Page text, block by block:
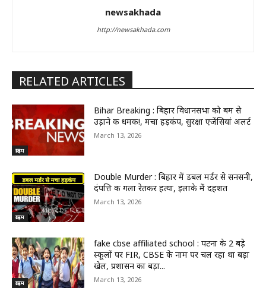
newsakhada
http://newsakhada.com
RELATED ARTICLES
क्राइम
Bihar Breaking : बिहार विधानसभा को बम से
उड़ाने की धमकी!, मचा हड़कंप, सुरक्षा एजेंसियां अलर्ट
March 13, 2026
क्राइम
Double Murder : बिहार में डबल मर्डर से सनसनी,
दंपत्ति की गला रेतकर हत्या, इलाके में दहशत
March 13, 2026
क्राइम
fake cbse affiliated school : पटना के 2 बड़े
स्कूलों पर FIR, CBSE के नाम पर चल रहा था बड़ा
खेल, प्रशासन का बड़ा...
March 13, 2026